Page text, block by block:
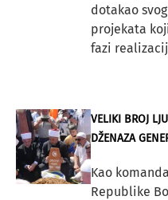
dotakao
projekata
fazi
VELIKI BROJ
DŽENAZA
Kao
Republike